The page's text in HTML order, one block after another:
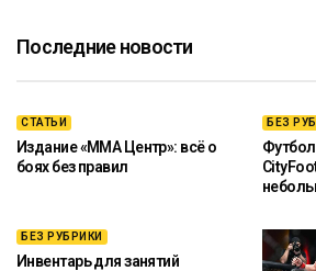
Последние новости
СТАТЬИ
Издание «ММА Центр»: всё о
боях без правил
БЕЗ
БЕЗ РУБРИКИ
Инвентарь для занятий